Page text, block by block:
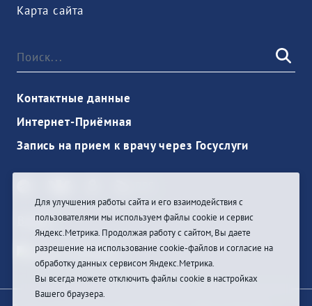
Карта сайта
Контактные данные
Интернет-Приёмная
Запись на прием к врачу через Госуслуги
Войти
Для улучшения работы сайта и его взаимодействия с
пользователями мы используем файлы cookie и сервис
Яндекс.Метрика. Продолжая работу с сайтом, Вы даете
разрешение на использование cookie-файлов и согласие на
обработку данных сервисом Яндекс.Метрика.
Вы всегда можете отключить файлы cookie в настройках
Вашего браузера.